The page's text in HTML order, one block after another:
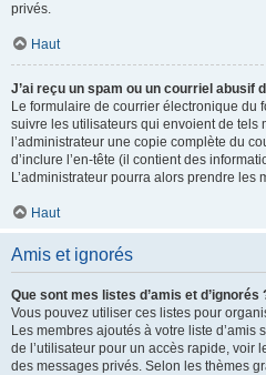
privés.
Haut
J’ai reçu un spam ou un courriel abusif
Le formulaire de courrier électronique du
suivre les utilisateurs qui envoient de tels
l’administrateur une copie complète du
d’inclure l’en-tête (il contient des
L’administrateur pourra alors prendre les
Haut
Amis et ignorés
Que sont mes listes d’amis et d’ignorés
Vous pouvez utiliser ces listes pour
Les membres ajoutés à votre liste d’amis
de l’utilisateur pour un accès rapide, voir
des messages privés. Selon les thèmes